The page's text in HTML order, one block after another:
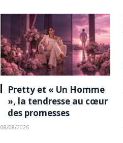
Pretty et « Un Homme
», la tendresse au cœur
des promesses
08/08/2026